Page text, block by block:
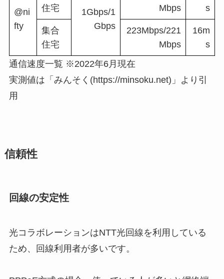
@ni
fty
住宅
1Gbps/1
Gbps
Mbps
s
集合
住宅
223Mbps/221
Mbps
16m
s
通信速度一覧 ※2022年6月現在
実測値は「みんそく(https://minsoku.net)」より引
用
信頼性
回線の安定性
光コラボレーションはNTT光回線を利用している
ため、回線利用者が多いです。